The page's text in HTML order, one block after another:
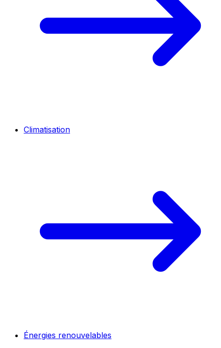
Climatisation
Énergies renouvelables